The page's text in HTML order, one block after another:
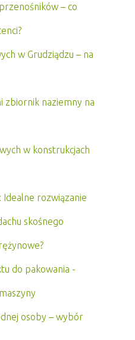
– co
w Grudziądzu – na
zbiornik naziemny na
w konstrukcjach
Idealne rozwiązanie
skośnego
do pakowania -
osoby – wybór